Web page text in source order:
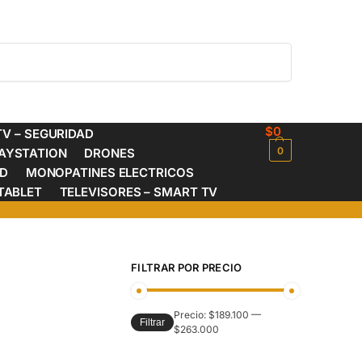
– SEGURIDAD
DRONES
MONOPATINES ELECTRICOS
TELEVISORES – SMART TV
$0
0
FILTRAR POR PRECIO
Filtrar
Precio: $189.100 —
$263.000